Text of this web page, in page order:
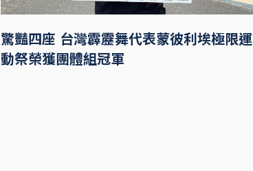
驚豔四座 台灣霹靂舞代表蒙彼利埃極限運
動祭榮獲團體組冠軍